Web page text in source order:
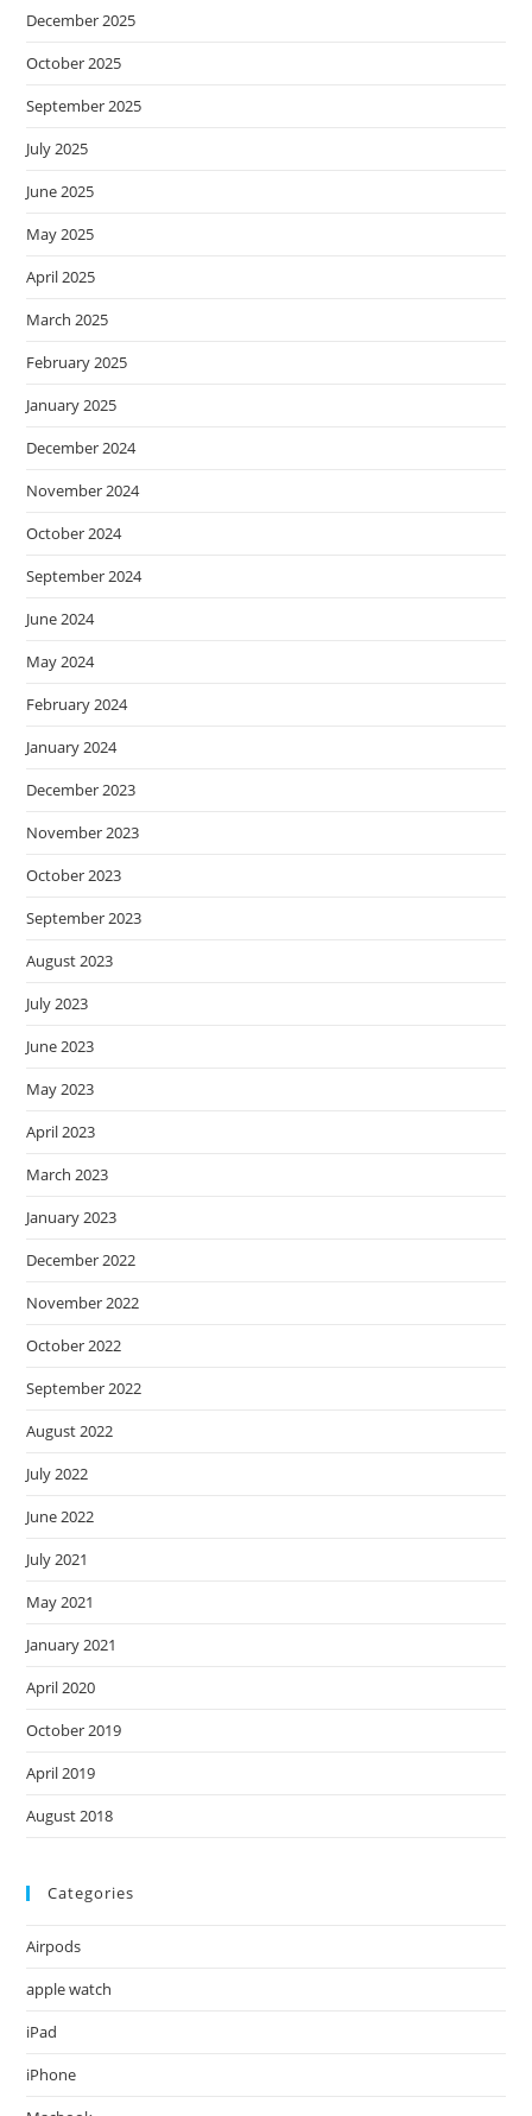
December 2025
October 2025
September 2025
July 2025
June 2025
May 2025
April 2025
March 2025
February 2025
January 2025
December 2024
November 2024
October 2024
September 2024
June 2024
May 2024
February 2024
January 2024
December 2023
November 2023
October 2023
September 2023
August 2023
July 2023
June 2023
May 2023
April 2023
March 2023
January 2023
December 2022
November 2022
October 2022
September 2022
August 2022
July 2022
June 2022
July 2021
May 2021
January 2021
April 2020
October 2019
April 2019
August 2018
Categories
Airpods
apple watch
iPad
iPhone